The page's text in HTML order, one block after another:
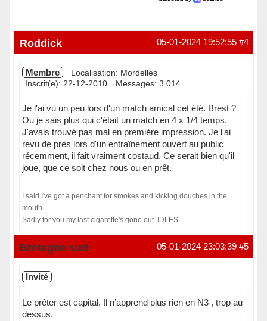
#4
05-01-2024 19:52:55
Roddick
Membre
Localisation: Mordelles
Inscrit(e): 22-12-2010
Messages: 3 014
Je l'ai vu un peu lors d'un match amical cet été. Brest ?
Ou je sais plus qui c'était un match en 4 x 1/4 temps.
J'avais trouvé pas mal en première impression. Je l'ai
revu de près lors d'un entraînement ouvert au public
récemment, il fait vraiment costaud. Ce serait bien qu'il
joue, que ce soit chez nous ou en prêt.
I said I've got a penchant for smokes and kicking douches in the
mouth.
Sadly for you my last cigarette's gone out. IDLES
Hors ligne #5
05-01-2024 23:03:39
Bretagne sud
Invité
Le prêter est capital. Il n’apprend plus rien en N3 , trop au
dessus.